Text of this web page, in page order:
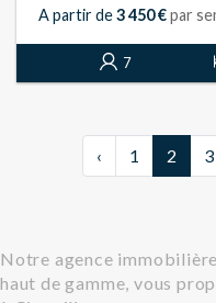
A partir de3 450 €par
7
‹ 1 2 3
Notre agence
haut de gamme, vous